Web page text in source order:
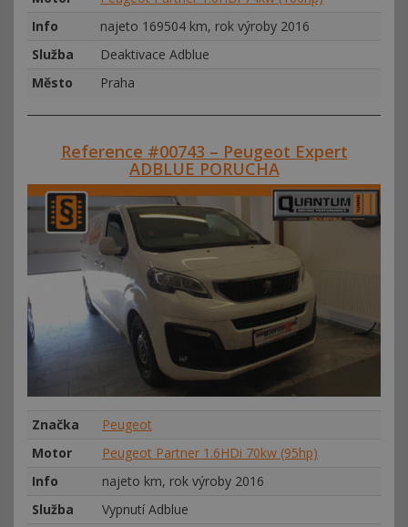
Info
najeto 169504 km, rok výroby 2016
Služba
Deaktivace Adblue
Město
Praha
Reference #00743 – Peugeot Expert
ADBLUE PORUCHA
Značka
Peugeot
Motor
Peugeot Partner 1.6HDi 70kw (95hp)
Info
najeto km, rok výroby 2016
Služba
Vypnutí Adblue